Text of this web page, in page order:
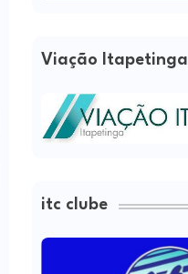
Viação Itapetinga
itc clube